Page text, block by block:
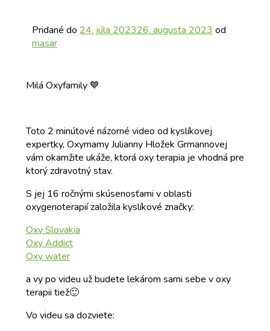
Pridané do 24. júla 202326. augusta 2023 od
masar
Milá Oxyfamily 💙
Toto 2 minútové názorné video od kyslíkovej
expertky, Oxymamy Julianny Hložek Grmannovej
vám okamžite ukáže, ktorá oxy terapia je vhodná pre
ktorý zdravotný stav.
S jej 16 ročnými skúsenosťami v oblasti
oxygenoterapií založila kyslíkové značky:
Oxy Slovakia
Oxy Addict
Oxy water
a vy po videu už budete lekárom sami sebe v oxy
terapii tiež🙂
Vo videu sa dozviete: